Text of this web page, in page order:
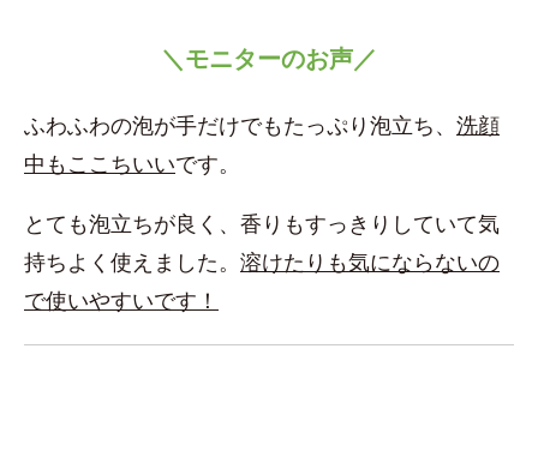
＼モニターのお声／
ふわふわの泡が手だけでもたっぷり泡立ち、 洗顔
中もここちいいです。
とても泡立ちが良く、香りもすっきりしていて気
持ちよく使えました。 溶けたりも気にならないの
で使いやすいです！